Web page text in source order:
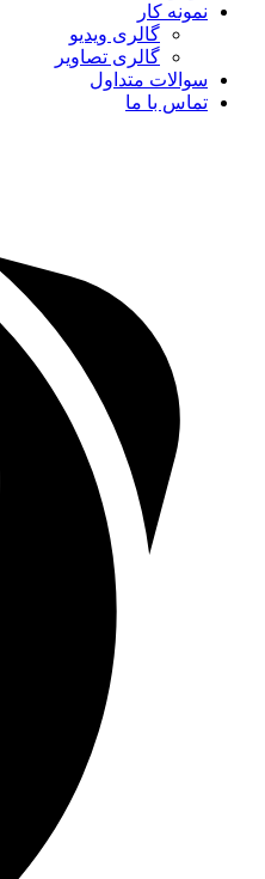
نمونه کار
گالری ویدیو
گالری تصاویر
سوالات متداول
تماس با ما